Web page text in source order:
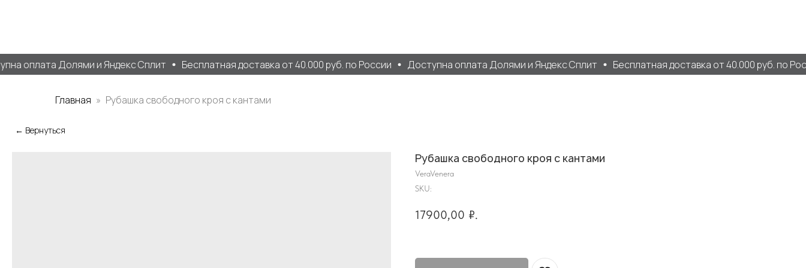
оплата Долями и Яндекс Сплит Бесплатная доставка от 40.000 руб. по России Доступна оплата Долями и Яндекс Сплит Бесплатная доставка от 40.000 руб. по
Главная Рубашка свободного кроя с кантами
← Вернуться
Рубашка свободного кроя с кантами
VeraVenera
SKU:
17900,00 ₽.